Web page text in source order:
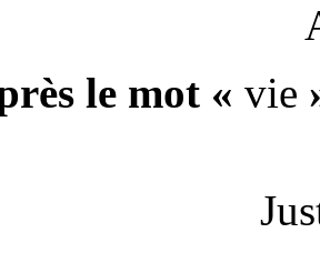
le mot « vie